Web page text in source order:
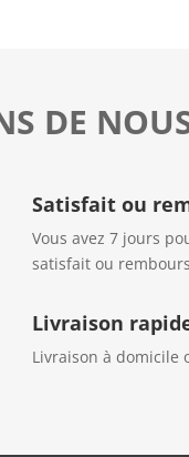
DE
Satisfait ou
Vous avez 7 jours
satisfait ou
Livraison
Livraison à domicile